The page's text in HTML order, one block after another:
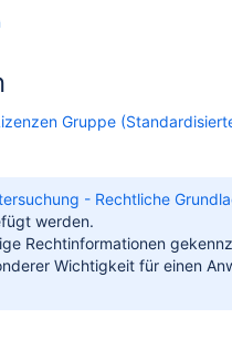
in der Digitalisierung)
Gruppe
- Rechtliche
werden.
Rechtinformationen
Wichtigkeit für einen